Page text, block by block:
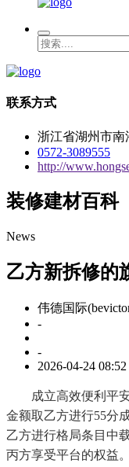
联系方式
浙江省湖州市
0572-3089555
http://
装修建材百科
News
乙方新拆修的
伟德国际
-
-
2026-04-24 08:52
成立高效便利平安
金额取乙方进行55分
乙方进行格局条目中
丙方享受平台的权益